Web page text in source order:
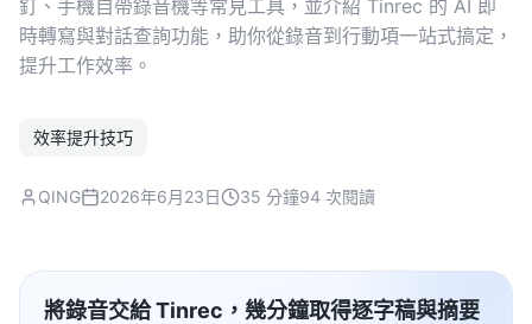
釘、手機自帶錄音機等常見工具，並介紹 Tinrec 的 AI 即
時轉寫與對話查詢功能，助你從錄音到行動項一站式搞定，
提升工作效率。
效率提升技巧
QING 2026年6月23日 35 分鐘94 次閱讀
將錄音交給 Tinrec，幾分鐘取得逐字稿與摘要